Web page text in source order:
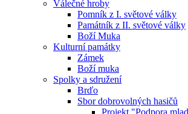
Válečné hroby
Pomník z I. světové války
Památník z II. světové války
Boží Muka
Kulturní památky
Zámek
Boží muka
Spolky a sdružení
Brďo
Sbor dobrovolných hasičů
Projekt "Podpora